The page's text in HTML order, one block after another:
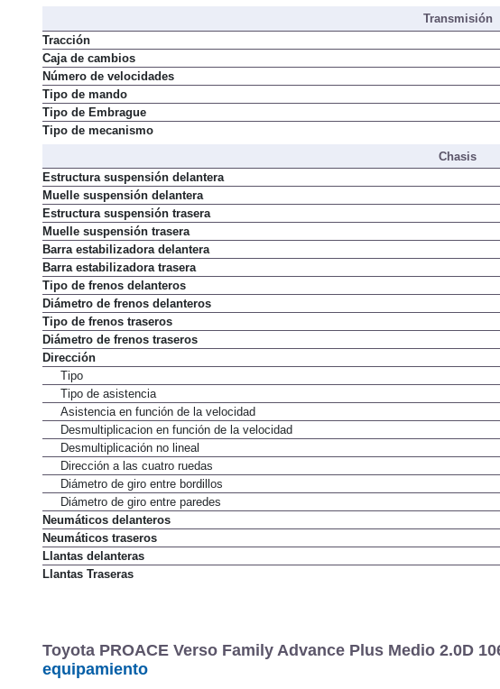
Transmisión
Tracción
Caja de cambios
Número de velocidades
Tipo de mando
Tipo de Embrague
Tipo de mecanismo
Chasis
Estructura suspensión delantera
Muelle suspensión delantera
Estructura suspensión trasera
Muelle suspensión trasera
Barra estabilizadora delantera
Barra estabilizadora trasera
Tipo de frenos delanteros
Diámetro de frenos delanteros
Tipo de frenos traseros
Diámetro de frenos traseros
Dirección
Tipo
Tipo de asistencia
Asistencia en función de la velocidad
Desmultiplicacion en función de la velocidad
Desmultiplicación no lineal
Dirección a las cuatro ruedas
Diámetro de giro entre bordillos
Diámetro de giro entre paredes
Neumáticos delanteros
Neumáticos traseros
Llantas delanteras
Llantas Traseras
Toyota PROACE Verso Family Advance Plus Medio 2.0D
equipamiento